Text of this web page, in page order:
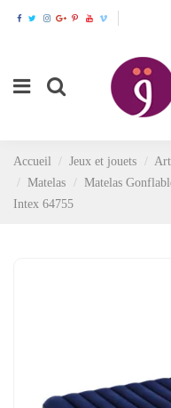
Accueil Jeux et jouets
Matelas
Matelas
Intex 64755